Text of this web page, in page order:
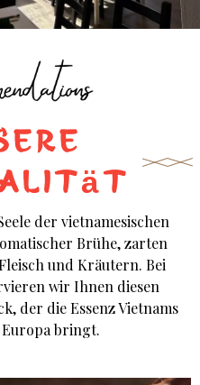
der vietnamesischen
Brühe, zarten
und Kräutern. Bei
wir Ihnen diesen
der die Essenz Vietnams
bringt.